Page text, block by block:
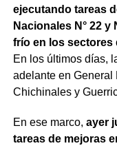
ejecutando tareas
Nacionales N° 22 y
frío en los sectores
En los últimos días,
adelante en General
Chichinales y
En ese marco, ayer
tareas de mejoras